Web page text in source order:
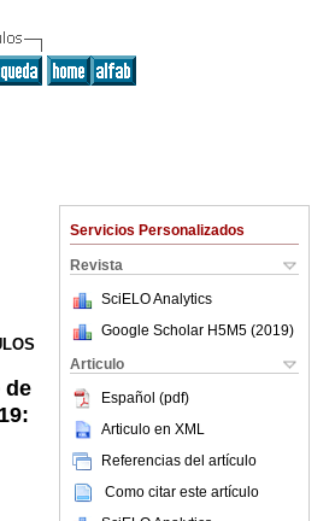
Servicios Personalizados
Revista
SciELO Analytics
Google Scholar H5M5 (2019)
Articulo
Español (pdf)
Articulo en XML
Referencias del artículo
Como citar este artículo
de